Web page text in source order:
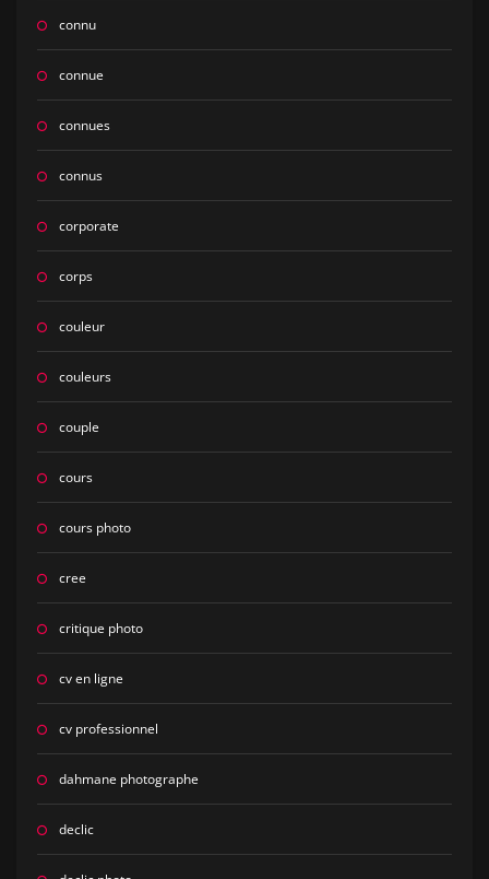
connu
connue
connues
connus
corporate
corps
couleur
couleurs
couple
cours
cours photo
cree
critique photo
cv en ligne
cv professionnel
dahmane photographe
declic